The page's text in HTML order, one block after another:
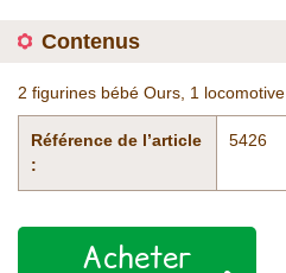
Contenus
2 figurines bébé Ours, 1 locomotive
Référence de l’article
:
5426
Acheter